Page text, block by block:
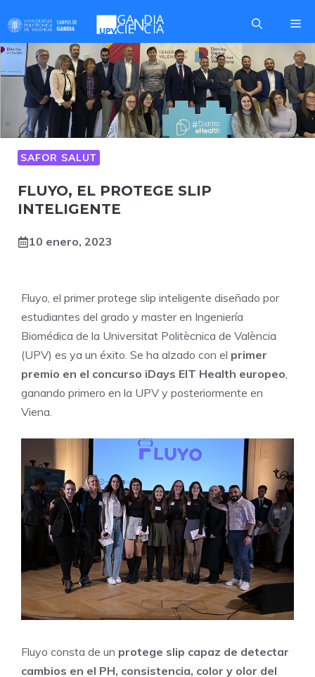
contenido
SAFOR SALUT
FLUYO, EL PROTEGE SLIP
INTELIGENTE
10 enero, 2023
Fluyo, el primer protege slip inteligente diseñado por
estudiantes del grado y master en Ingeniería
Biomédica de la Universitat Politècnica de València
(UPV) es ya un éxito. Se ha alzado con el primer
premio en el concurso iDays EIT Health europeo
ganando primero en la UPV y posteriormente en
Viena.
Fluyo consta de un protege slip capaz de detectar
cambios en el PH, consistencia, color y olor del